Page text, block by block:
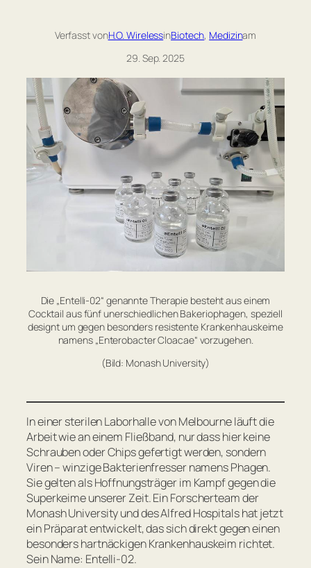
Verfasst vonH.O. WirelessinBiotech, Medizinam
29. Sep. 2025
Die „Entelli-02“ genannte Therapie besteht aus einem
Cocktail aus fünf unerschiedlichen Bakeriophagen, speziell
designt um gegen besonders resistente Krankenhauskeime
namens „Enterobacter Cloacae“ vorzugehen.
(Bild: Monash University)
In einer sterilen Laborhalle von Melbourne läuft die
Arbeit wie an einem Fließband, nur dass hier keine
Schrauben oder Chips gefertigt werden, sondern
Viren – winzige Bakterienfresser namens Phagen.
Sie gelten als Hoffnungsträger im Kampf gegen die
Superkeime unserer Zeit. Ein Forscherteam der
Monash University und des Alfred Hospitals hat jetzt
ein Präparat entwickelt, das sich direkt gegen einen
besonders hartnäckigen Krankenhauskeim richtet.
Sein Name: Entelli-02.